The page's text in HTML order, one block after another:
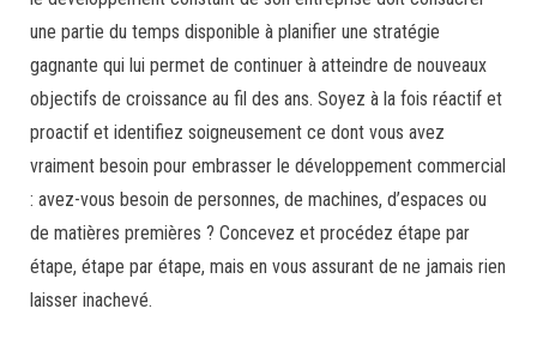
une partie du temps disponible à planifier une stratégie
gagnante qui lui permet de continuer à atteindre de nouveaux
objectifs de croissance au fil des ans. Soyez à la fois réactif et
proactif et identifiez soigneusement ce dont vous avez
vraiment besoin pour embrasser le développement commercial
: avez-vous besoin de personnes, de machines, d’espaces ou
de matières premières ? Concevez et procédez étape par
étape, étape par étape, mais en vous assurant de ne jamais rien
laisser inachevé.